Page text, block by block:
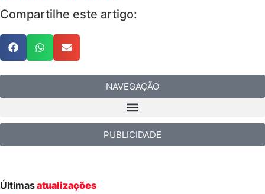
Compartilhe este artigo:
NAVEGAÇÃO
PUBLICIDADE
Últimasatualizações